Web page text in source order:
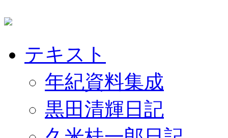
テキスト
年紀資料集成
黒田清輝日記